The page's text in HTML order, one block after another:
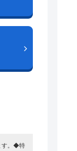
す。◆特